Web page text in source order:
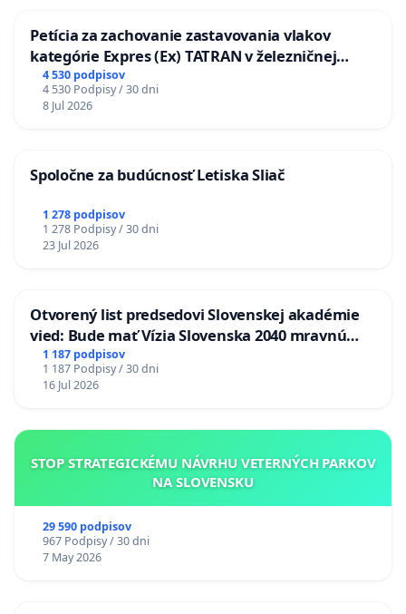
Petícia za zachovanie zastavovania vlakov
kategórie Expres (Ex) TATRAN v železničnej
stanici Púchov
4 530 podpisov
4 530 Podpisy / 30 dni
8 Jul 2026
Spoločne za budúcnosť Letiska Sliač
1 278 podpisov
1 278 Podpisy / 30 dni
23 Jul 2026
Otvorený list predsedovi Slovenskej akadémie
vied: Bude mať Vízia Slovenska 2040 mravnú
chrbticu?
1 187 podpisov
1 187 Podpisy / 30 dni
16 Jul 2026
STOP STRATEGICKÉMU NÁVRHU VETERNÝCH PARKOV
NA SLOVENSKU
29 590 podpisov
967 Podpisy / 30 dni
7 May 2026